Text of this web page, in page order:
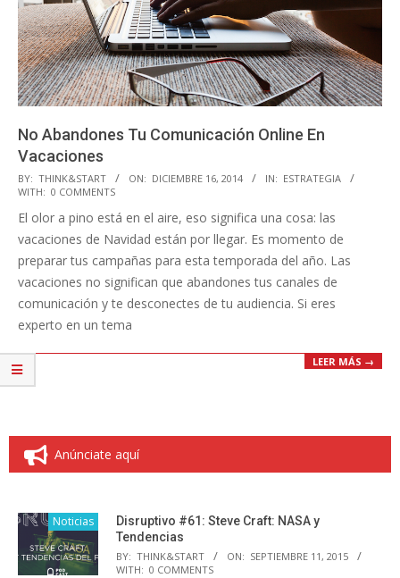
No Abandones Tu Comunicación Online En
Vacaciones
2014-
12-
16
BY: THINK&START ON: DICIEMBRE 16, 2014 IN: ESTRATEGIA
WITH: 0 COMMENTS
El olor a pino está en el aire, eso significa una cosa: las
vacaciones de Navidad están por llegar. Es momento de
preparar tus campañas para esta temporada del año. Las
vacaciones no significan que abandones tus canales de
comunicación y te desconectes de tu audiencia. Si eres
experto en un tema
LEER MÁS →
Anúnciate aquí
Noticias
Disruptivo #61: Steve Craft: NASA y
Tendencias
BY: THINK&START ON: SEPTIEMBRE 11, 2015
WITH: 0 COMMENTS